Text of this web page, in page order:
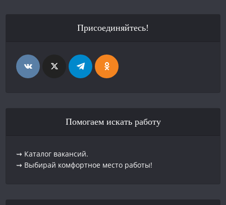
Присоединяйтесь!
Помогаем искать работу
⇝ Каталог вакансий.
⇝ Выбирай комфортное место работы!